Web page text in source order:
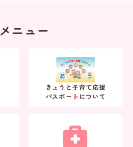
メニュー
きょうと子育て応援
パスポートについて